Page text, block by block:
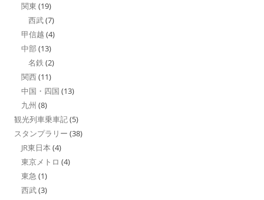
関東 (19)
西武(7)
甲信越 (4)
中部 (13)
名鉄 (2)
関西(11)
中国・四国 (13)
九州 (8)
観光列車乗車記(5)
スタンプラリー (38)
JR東日本 (4)
東京メトロ (4)
東急 (1)
西武(3)